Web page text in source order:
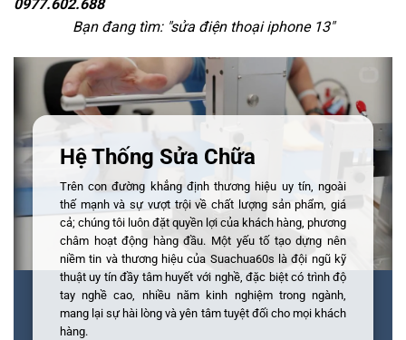
0977.602.688
Bạn đang tìm: "sửa điện thoại iphone 13"
Hệ Thống Sửa Chữa
Trên con đường khẳng định thương hiệu uy tín, ngoài
thế mạnh và sự vượt trội về chất lượng sản phẩm, giá
cả; chúng tôi luôn đặt quyền lợi của khách hàng, phương
châm hoạt động hàng đầu. Một yếu tố tạo dựng nên
niềm tin và thương hiệu của Suachua60s là đội ngũ kỹ
thuật uy tín đầy tâm huyết với nghề, đặc biệt có trình độ
tay nghề cao, nhiều năm kinh nghiệm trong ngành,
mang lại sự hài lòng và yên tâm tuyệt đối cho mọi khách
hàng.